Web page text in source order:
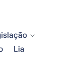
Lia